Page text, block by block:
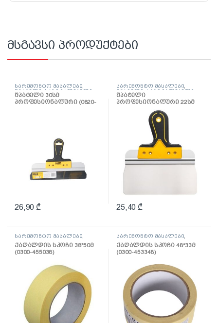
მსგავსი პროდუქტები
სარემონტო მასალები
შპატელი, საპრიალებელი,
ქაფჩა
შპატელი 30სმ
პროფესიონალური (0820-
26,90₾
სარემონტო მასალები
შპატელი, საპრიალებელი,
ქაფჩა
შპატელი
პროფესიონალური 22სმ
(0820-662204)
25,40₾
სარემონტო მასალები
ლენტი
ქაღალდის სკოჩი 38*50მ
(0300-455038)
სარემონტო მასალები
ლენტი
ქაღალდის სკოჩი 48*33მ
(0300-453348)